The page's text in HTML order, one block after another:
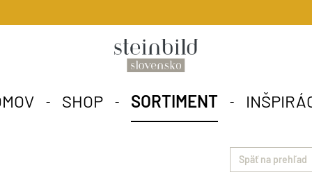
SHOP SORTIMENT
Späť na prehľad